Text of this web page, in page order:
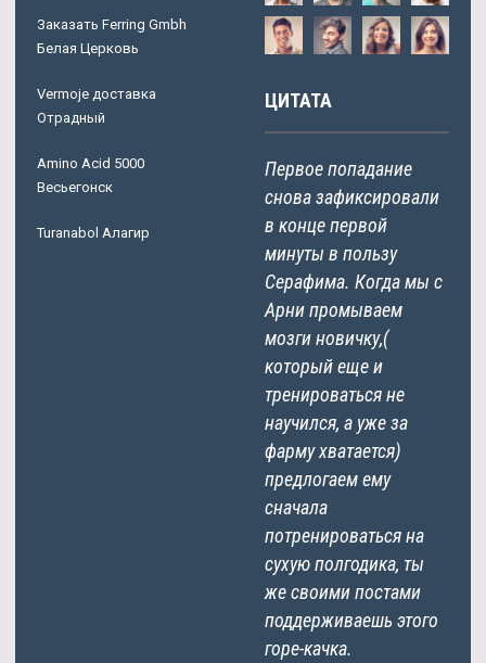
Заказать Ferring Gmbh
Белая Церковь
Vermoje доставка
Отрадный
Amino Acid 5000
Весьегонск
Turanabol Алагир
ЦИТАТА
Первое попадание
снова зафиксировали
в конце первой
минуты в пользу
Серафима. Когда мы с
Арни промываем
мозги новичку,(
который еще и
тренироваться не
научился, а уже за
фарму хватается)
предлогаем ему
сначала
потренироваться на
сухую полгодика, ты
же своими постами
поддерживаешь этого
горе-качка.